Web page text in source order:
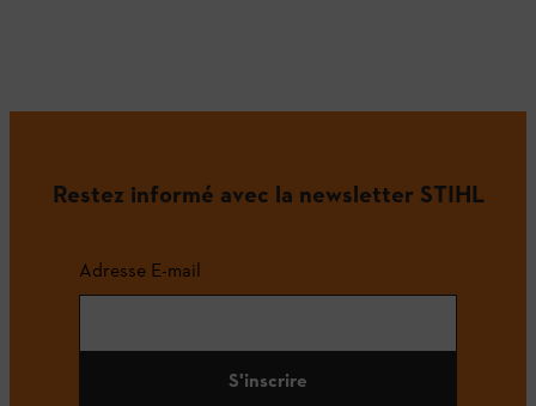
Restez informé avec la newsletter STIHL
Adresse E-mail
S'inscrire